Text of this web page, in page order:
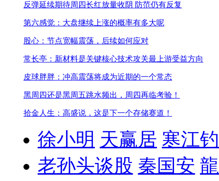
反弹延续期待周四长红放量收阴 防范仍有反复
第六感觉：大盘继续上涨的概率有多大呢
股心：节点宽幅震荡，后续如何应对
常长亭：新材料是关键核心技术攻关最上游受益方向
皮球胖胖：冲高震荡将成为近期的一个常态
黑周四还是黑周五跳水频出，周四再临考验！
拾金人生：高盛说，这是下一个存储赛道！
徐小明 天赢居 寒江
老孙头谈股 秦国安